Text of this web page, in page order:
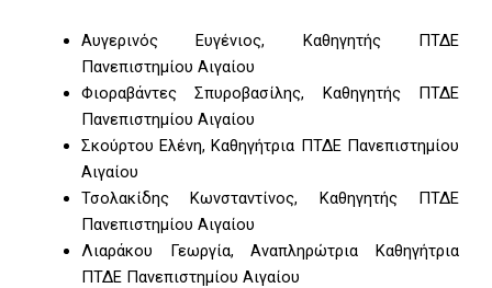
Αυγερινός Ευγένιος, Καθηγητής ΠΤΔΕ
Πανεπιστημίου Αιγαίου
Φιοραβάντες Σπυροβασίλης, Καθηγητής ΠΤΔΕ
Πανεπιστημίου Αιγαίου
Σκούρτου Ελένη, Καθηγήτρια ΠΤΔΕ Πανεπιστημίου
Αιγαίου
Τσολακίδης Κωνσταντίνος, Καθηγητής ΠΤΔΕ
Πανεπιστημίου Αιγαίου
Λιαράκου Γεωργία, Αναπληρώτρια Καθηγήτρια
ΠΤΔΕ Πανεπιστημίου Αιγαίου